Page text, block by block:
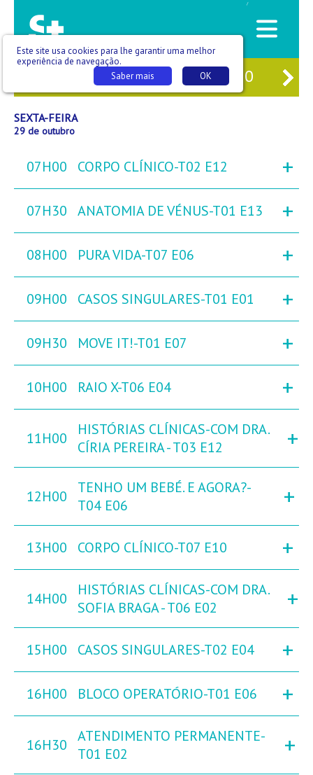
/
SEX 29 SÁB 30
SEXTA-FEIRA
29 de outubro
07H00 CORPO CLÍNICO-T02 E12 +
07H30 ANATOMIA DE VÉNUS-T01 E13 +
08H00 PURA VIDA-T07 E06 +
09H00 CASOS SINGULARES-T01 E01 +
09H30 MOVE IT!-T01 E07 +
10H00 RAIO X-T06 E04 +
11H00
HISTÓRIAS CLÍNICAS-COM DRA.
CÍRIA PEREIRA - T03 E12
+
12H00
TENHO UM BEBÉ. E AGORA?-
T04 E06
+
13H00 CORPO CLÍNICO-T07 E10 +
14H00
HISTÓRIAS CLÍNICAS-COM DRA.
SOFIA BRAGA - T06 E02
+
15H00 CASOS SINGULARES-T02 E04 +
16H00 BLOCO OPERATÓRIO-T01 E06 +
16H30
ATENDIMENTO PERMANENTE-
T01 E02
+
Este site usa cookies para lhe garantir uma melhor
experiência de navegação.
OK
Saber mais